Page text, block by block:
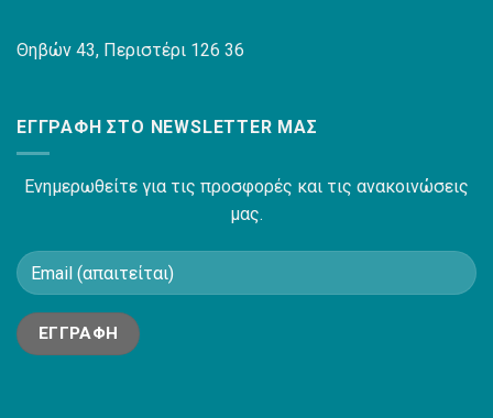
Θηβών 43, Περιστέρι 126 36
ΕΓΓΡΑΦΉ ΣΤΟ NEWSLETTER ΜΑΣ
Ενημερωθείτε για τις προσφορές και τις ανακοινώσεις
μας.